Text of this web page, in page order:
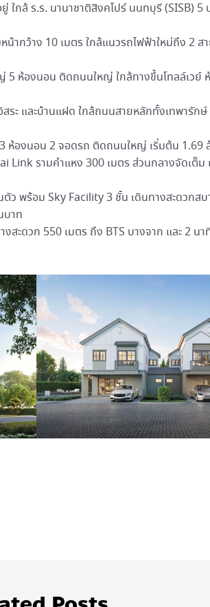
กล้ ร.ร. นานาชาติสิงคโปร์ นนทบุรี (SISB) 5
ากว้าง 10 เมตร ใกล้แนวรถไฟฟ้าใหม่ถึง 2 ส
5 ห้องนอน ติดถนนใหญ่ ใกล้ทางขึ้นโทลล์เวย์
ระ และบ้านแฝด ใกล้ถนนสายหลักทั้งเทพารักษ์
ห้องนอน 2 จอดรถ ติดถนนใหญ่ เริ่มต้น 1.69
Link รามคำแหง 300 เมตร ส่วนกลางจัดเต็ม
ว พร้อม Sky Facility 3 ชั้น เดินทางสะดวกส
บาท
ะดวก 550 เมตร ถึง BTS บางจาก และ 2 นา